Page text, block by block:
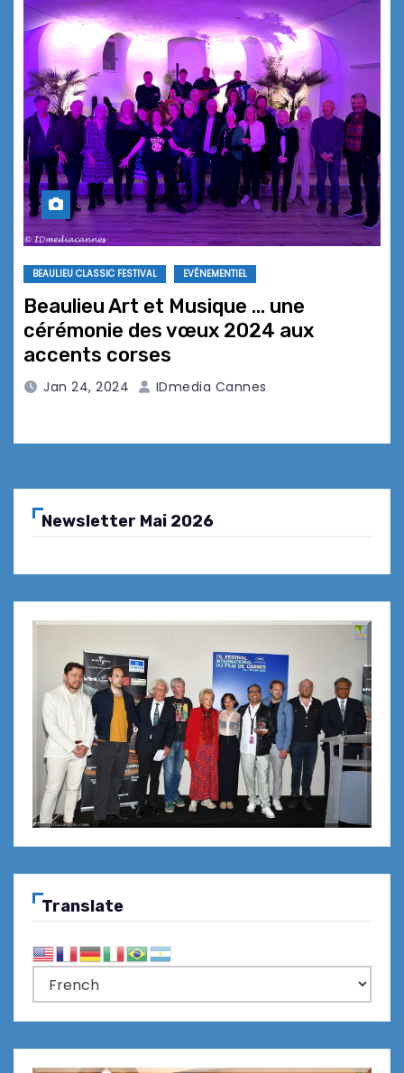
BEAULIEU CLASSIC FESTIVAL EVÉNEMENTIEL
Beaulieu Art et Musique … une
cérémonie des vœux 2024 aux
accents corses
Jan 24, 2024 IDmedia Cannes
Newsletter Mai 2026
Translate